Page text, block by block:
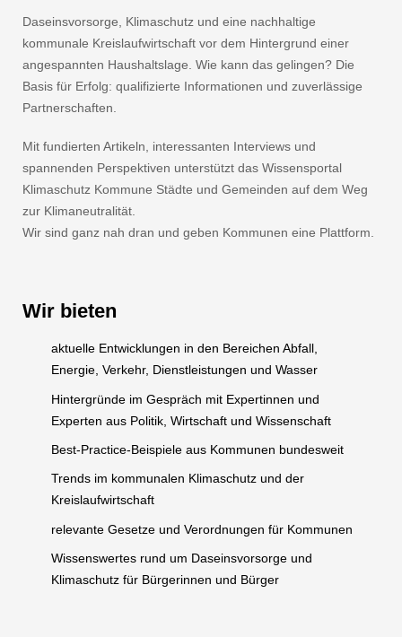
Daseinsvorsorge, Klimaschutz und eine nachhaltige
kommunale Kreislaufwirtschaft vor dem Hintergrund einer
angespannten Haushaltslage. Wie kann das gelingen? Die
Basis für Erfolg: qualifizierte Informationen und zuverlässige
Partnerschaften.
Mit fundierten Artikeln, interessanten Interviews und
spannenden Perspektiven unterstützt das Wissensportal
Klimaschutz Kommune Städte und Gemeinden auf dem Weg
zur Klimaneutralität.
Wir sind ganz nah dran und geben Kommunen eine Plattform.
Wir bieten
aktuelle Entwicklungen in den Bereichen Abfall,
Energie, Verkehr, Dienstleistungen und Wasser
Hintergründe im Gespräch mit Expertinnen und
Experten aus Politik, Wirtschaft und Wissenschaft
Best-Practice-Beispiele aus Kommunen bundesweit
Trends im kommunalen Klimaschutz und der
Kreislaufwirtschaft
relevante Gesetze und Verordnungen für Kommunen
Wissenswertes rund um Daseinsvorsorge und
Klimaschutz für Bürgerinnen und Bürger